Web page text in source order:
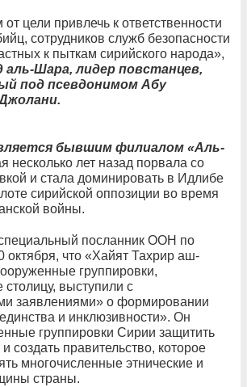
цели привлечь к ответственности
сотрудников служб безопасности
к пыткам сирийского народа»,
аль-Шара, лидер повстанцев,
под псевдонимом Абу
бывшим филиалом «Аль-
несколько лет назад порвала со
и стала доминировать в Идлибе
сирийской оппозиции во время
войны.
посланник ООН по
октября, что «Хайят Тахрир аш-
группировки,
выступили с
заявлениями» о формировании
и инклюзивности». Он
группировки Сирии защитить
создать правительство, которое
многочисленные этнические и
страны.